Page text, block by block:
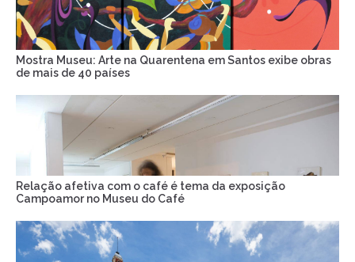
Mostra Museu: Arte na Quarentena em Santos exibe obras
de mais de 40 países
Relação afetiva com o café é tema da exposição
Campoamor no Museu do Café